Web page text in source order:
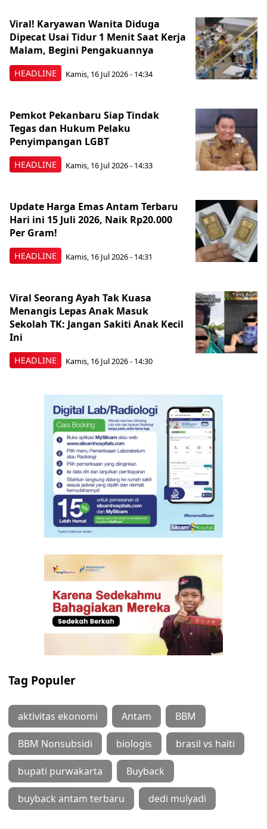
HEADLINE
Viral! Karyawan Wanita Diduga
Dipecat Usai Tidur 1 Menit Saat Kerja
Malam, Begini Pengakuannya
Kamis, 16 Jul 2026 - 14:34
HEADLINE
Pemkot Pekanbaru Siap Tindak
Tegas dan Hukum Pelaku
Penyimpangan LGBT
Kamis, 16 Jul 2026 - 14:33
HEADLINE
Update Harga Emas Antam Terbaru
Hari ini 15 Juli 2026, Naik Rp20.000
Per Gram!
Kamis, 16 Jul 2026 - 14:31
HEADLINE
Viral Seorang Ayah Tak Kuasa
Menangis Lepas Anak Masuk
Sekolah TK: Jangan Sakiti Anak Kecil
Ini
Kamis, 16 Jul 2026 - 14:30
Tag Populer
aktivitas ekonomi Antam BBM
BBM Nonsubsidi biologis brasil vs haiti
bupati purwakarta Buyback
buyback antam terbaru dedi mulyadi